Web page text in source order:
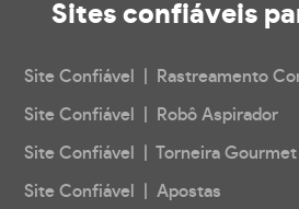
Sites confiáveis
Site Confiável | Rastreamento
Site Confiável | Robô Aspirador
Site Confiável | Torneira Gourmet
Site Confiável | Apostas